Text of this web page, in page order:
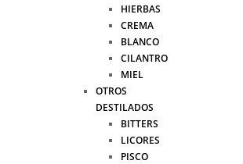
HIERBAS
CREMA
BLANCO
CILANTRO
MIEL
OTROS
DESTILADOS
BITTERS
LICORES
PISCO